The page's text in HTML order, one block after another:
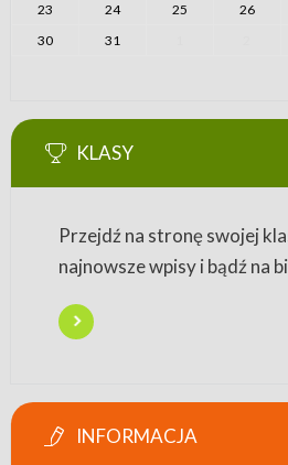
23
24 25 26
30
31
KLASY
Przejdź na stronę swojej
najnowsze wpisy i bądź na
INFORMACJA